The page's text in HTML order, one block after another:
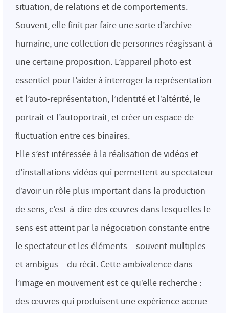
situation, de relations et de comportements.
Souvent, elle finit par faire une sorte d’archive
humaine, une collection de personnes réagissant à
une certaine proposition. L’appareil photo est
essentiel pour l’aider à interroger la représentation
et l’auto-représentation, l’identité et l’altérité, le
portrait et l’autoportrait, et créer un espace de
fluctuation entre ces binaires.
Elle s’est intéressée à la réalisation de vidéos et
d’installations vidéos qui permettent au spectateur
d’avoir un rôle plus important dans la production
de sens, c’est-à-dire des œuvres dans lesquelles le
sens est atteint par la négociation constante entre
le spectateur et les éléments – souvent multiples
et ambigus – du récit. Cette ambivalence dans
l’image en mouvement est ce qu’elle recherche :
des œuvres qui produisent une expérience accrue